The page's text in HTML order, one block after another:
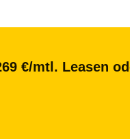
€/mtl. Leasen